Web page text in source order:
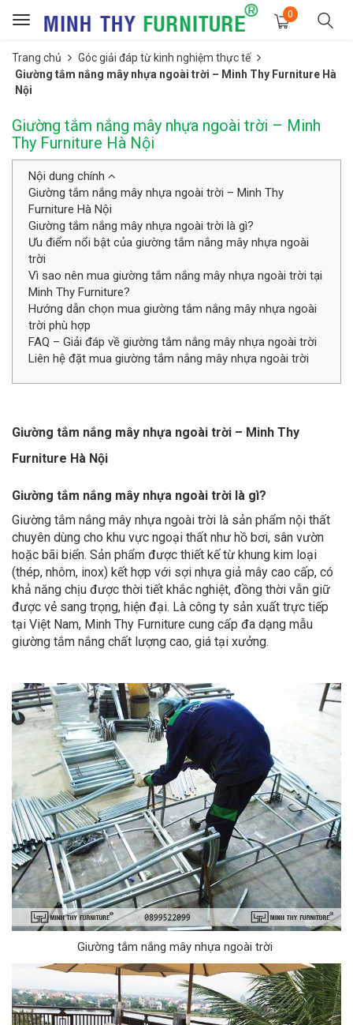
Toggle
0
Trang chủ
Góc giải đáp từ kinh nghiệm thực tế
Giường tắm nắng mây nhựa ngoài trời – Minh Thy Furniture Hà
Nội
Giường tắm nắng mây nhựa ngoài trời – Minh
Thy Furniture Hà Nội
Nội dung chính
Giường tắm nắng mây nhựa ngoài trời – Minh Thy
Furniture Hà Nội
Giường tắm nắng mây nhựa ngoài trời là gì?
Ưu điểm nổi bật của giường tắm nắng mây nhựa ngoài
trời
Vì sao nên mua giường tắm nắng mây nhựa ngoài trời tại
Minh Thy Furniture?
Hướng dẫn chọn mua giường tắm nắng mây nhựa ngoài
trời phù hợp
FAQ – Giải đáp về giường tắm nắng mây nhựa ngoài trời
Liên hệ đặt mua giường tắm nắng mây nhựa ngoài trời
Giường tắm nắng mây nhựa ngoài trời – Minh Thy
Furniture Hà Nội
Giường tắm nắng mây nhựa ngoài trời là gì?
Giường tắm nắng mây nhựa ngoài trời là sản phẩm nội thất
chuyên dùng cho khu vực ngoại thất như hồ bơi, sân vườn
hoặc bãi biển. Sản phẩm được thiết kế từ khung kim loại
(thép, nhôm, inox) kết hợp với sợi nhựa giả mây cao cấp, có
khả năng chịu được thời tiết khắc nghiệt, đồng thời vẫn giữ
được vẻ sang trọng, hiện đại. Là công ty sản xuất trực tiếp
tại Việt Nam, Minh Thy Furniture cung cấp đa dạng mẫu
giường tắm nắng chất lượng cao, giá tại xưởng.
Giường tắm nắng mây nhựa ngoài trời